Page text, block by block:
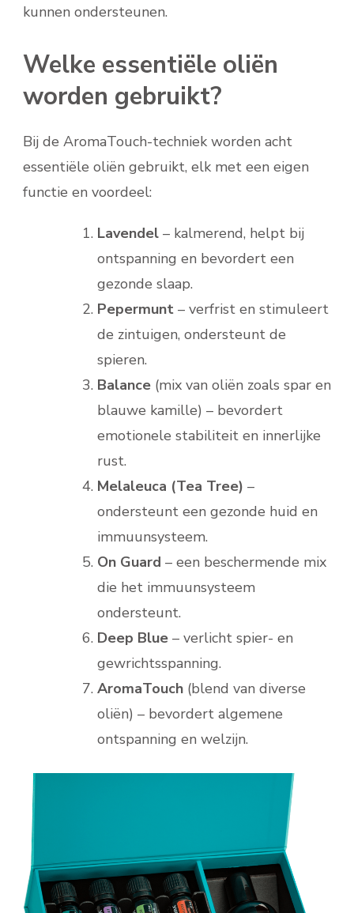
kunnen ondersteunen.
Welke essentiële oliën
worden gebruikt?
Bij de AromaTouch-techniek worden acht
essentiële oliën gebruikt, elk met een eigen
functie en voordeel:
Lavendel – kalmerend, helpt bij
ontspanning en bevordert een
gezonde slaap.
Pepermunt – verfrist en stimuleert
de zintuigen, ondersteunt de
spieren.
Balance (mix van oliën zoals spar en
blauwe kamille) – bevordert
emotionele stabiliteit en innerlijke
rust.
Melaleuca (Tea Tree) –
ondersteunt een gezonde huid en
immuunsysteem.
On Guard – een beschermende mix
die het immuunsysteem
ondersteunt.
Deep Blue – verlicht spier- en
gewrichtsspanning.
AromaTouch (blend van diverse
oliën) – bevordert algemene
ontspanning en welzijn.